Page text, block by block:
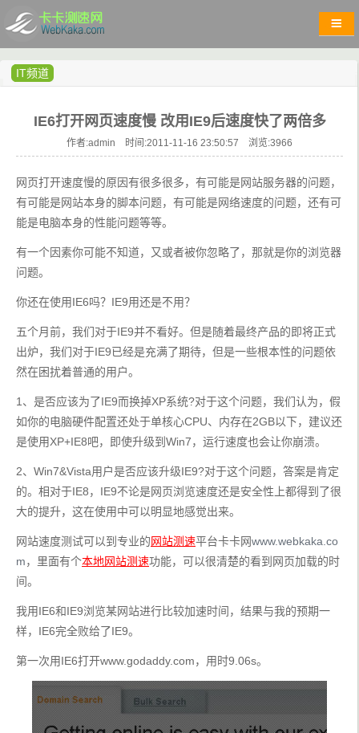
IT频道
IE6打开网页速度慢 改用IE9后速度快了两倍多
作者:admin 时间:2011-11-16 23:50:57 浏览:3966
网页打开速度慢的原因有很多很多，有可能是网站服务器的问题，
有可能是网站本身的脚本问题，有可能是网络速度的问题，还有可
能是电脑本身的性能问题等等。
有一个因素你可能不知道，又或者被你忽略了，那就是你的浏览器
问题。
你还在使用IE6吗？IE9用还是不用？
五个月前，我们对于IE9并不看好。但是随着最终产品的即将正式
出炉，我们对于IE9已经是充满了期待，但是一些根本性的问题依
然在困扰着普通的用户。
1、是否应该为了IE9而换掉XP系统?对于这个问题，我们认为，假
如你的电脑硬件配置还处于单核心CPU、内存在2GB以下，建议还
是使用XP+IE8吧，即使升级到Win7，运行速度也会让你崩溃。
2、Win7&Vista用户是否应该升级IE9?对于这个问题，答案是肯定
的。相对于IE8，IE9不论是网页浏览速度还是安全性上都得到了很
大的提升，这在使用中可以明显地感觉出来。
网站速度测试可以到专业的网站测速平台卡卡网www.webkaka.co
m，里面有个本地网站测速功能，可以很清楚的看到网页加载的时
间。
我用IE6和IE9浏览某网站进行比较加速时间，结果与我的预期一
样，IE6完全败给了IE9。
第一次用IE6打开www.godaddy.com，用时9.06s。